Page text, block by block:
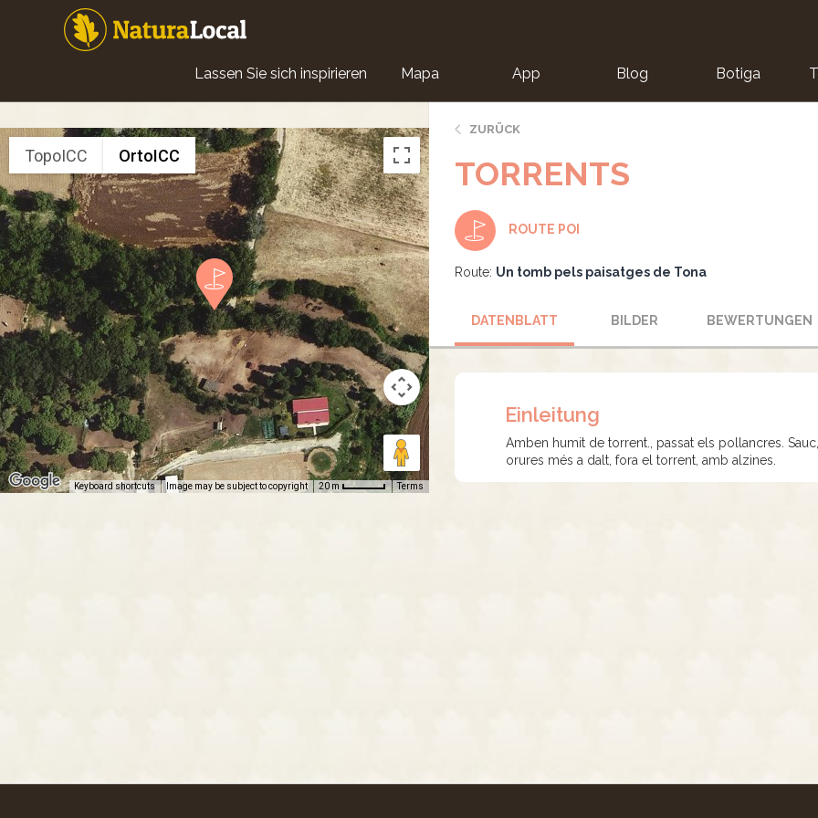
Main
navigation
Lassen Sie sich inspirieren Mapa App Blog Botiga
TopoICC OrtoICC
Keyboard shortcuts Image may be subject to copyright 20 m Terms
ZURÜCK
TORRENTS
ROUTE POI
Route: Un tomb pels paisatges de Tona
DATENBLATT BILDER BEWERTUNGEN
Einleitung
Amben humit de torrent., passat els pollancres.
orures més a dalt, fora el torrent, amb alzines.